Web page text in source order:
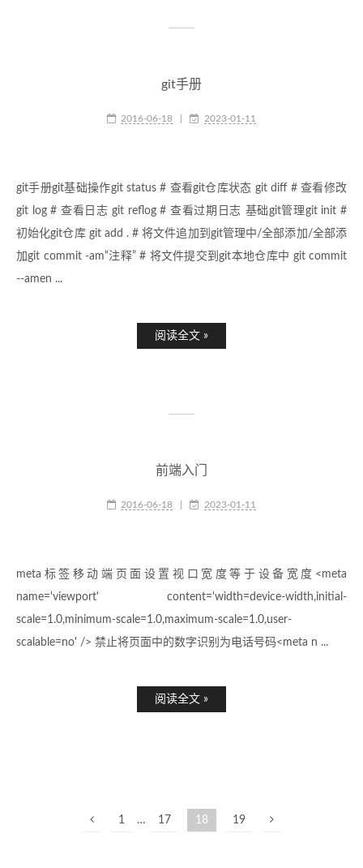
git手册
2016-06-18 2023-01-11
git手册git基础操作git status # 查看git仓库状态 git diff # 查看修改
git log # 查看日志 git reflog # 查看过期日志 基础git管理git init #
初始化git仓库 git add . # 将文件追加到git管理中/全部添加/全部添
加git commit -am“注释” # 将文件提交到git本地仓库中 git commit
--amen ...
阅读全文 »
前端入门
2016-06-18 2023-01-11
meta标签移动端页面设置视口宽度等于设备宽度<meta
name='viewport' content='width=device-width,initial-
scale=1.0,minimum-scale=1.0,maximum-scale=1.0,user-
scalable=no' /> 禁止将页面中的数字识别为电话号码<meta n ...
阅读全文 »
1 … 17 18 19